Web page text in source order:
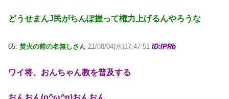
どうせまんJ民がちんぽ握って権力上げるんやろうな
65: 焚火の前の名無しさん 21/08/04(水)17:47:51 ID:IPRb
ワイ将、おんちゃん教を普及する